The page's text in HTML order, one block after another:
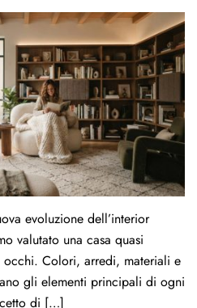
evoluzione dell’interior
valutato una casa quasi
occhi. Colori, arredi, materiali e
gli elementi principali di ogni
di […]